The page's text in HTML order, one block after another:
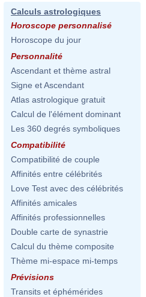
Calculs astrologiques
Horoscope personnalisé
Horoscope du jour
Personnalité
Ascendant et thème astral
Signe et Ascendant
Atlas astrologique gratuit
Calcul de l'élément dominant
Les 360 degrés symboliques
Compatibilité
Compatibilité de couple
Affinités entre célébrités
Love Test avec des célébrités
Affinités amicales
Affinités professionnelles
Double carte de synastrie
Calcul du thème composite
Thème mi-espace mi-temps
Prévisions
Transits et éphémérides